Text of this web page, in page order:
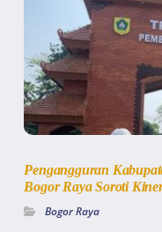
Pengangguran
Bogor Raya Soroti
Bogor Raya